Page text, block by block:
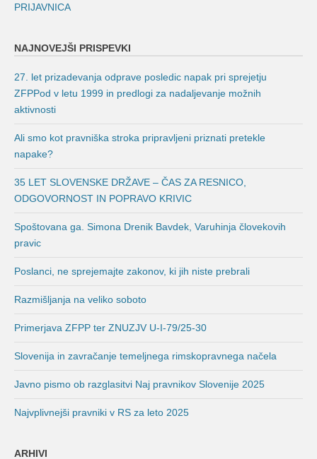
PRIJAVNICA
NAJNOVEJŠI PRISPEVKI
27. let prizadevanja odprave posledic napak pri sprejetju
ZFPPod v letu 1999 in predlogi za nadaljevanje možnih
aktivnosti
Ali smo kot pravniška stroka pripravljeni priznati pretekle
napake?
35 LET SLOVENSKE DRŽAVE – ČAS ZA RESNICO,
ODGOVORNOST IN POPRAVO KRIVIC
Spoštovana ga. Simona Drenik Bavdek, Varuhinja človekovih
pravic
Poslanci, ne sprejemajte zakonov, ki jih niste prebrali
Razmišljanja na veliko soboto
Primerjava ZFPP ter ZNUZJV U-I-79/25-30
Slovenija in zavračanje temeljnega rimskopravnega načela
Javno pismo ob razglasitvi Naj pravnikov Slovenije 2025
Najvplivnejši pravniki v RS za leto 2025
ARHIVI